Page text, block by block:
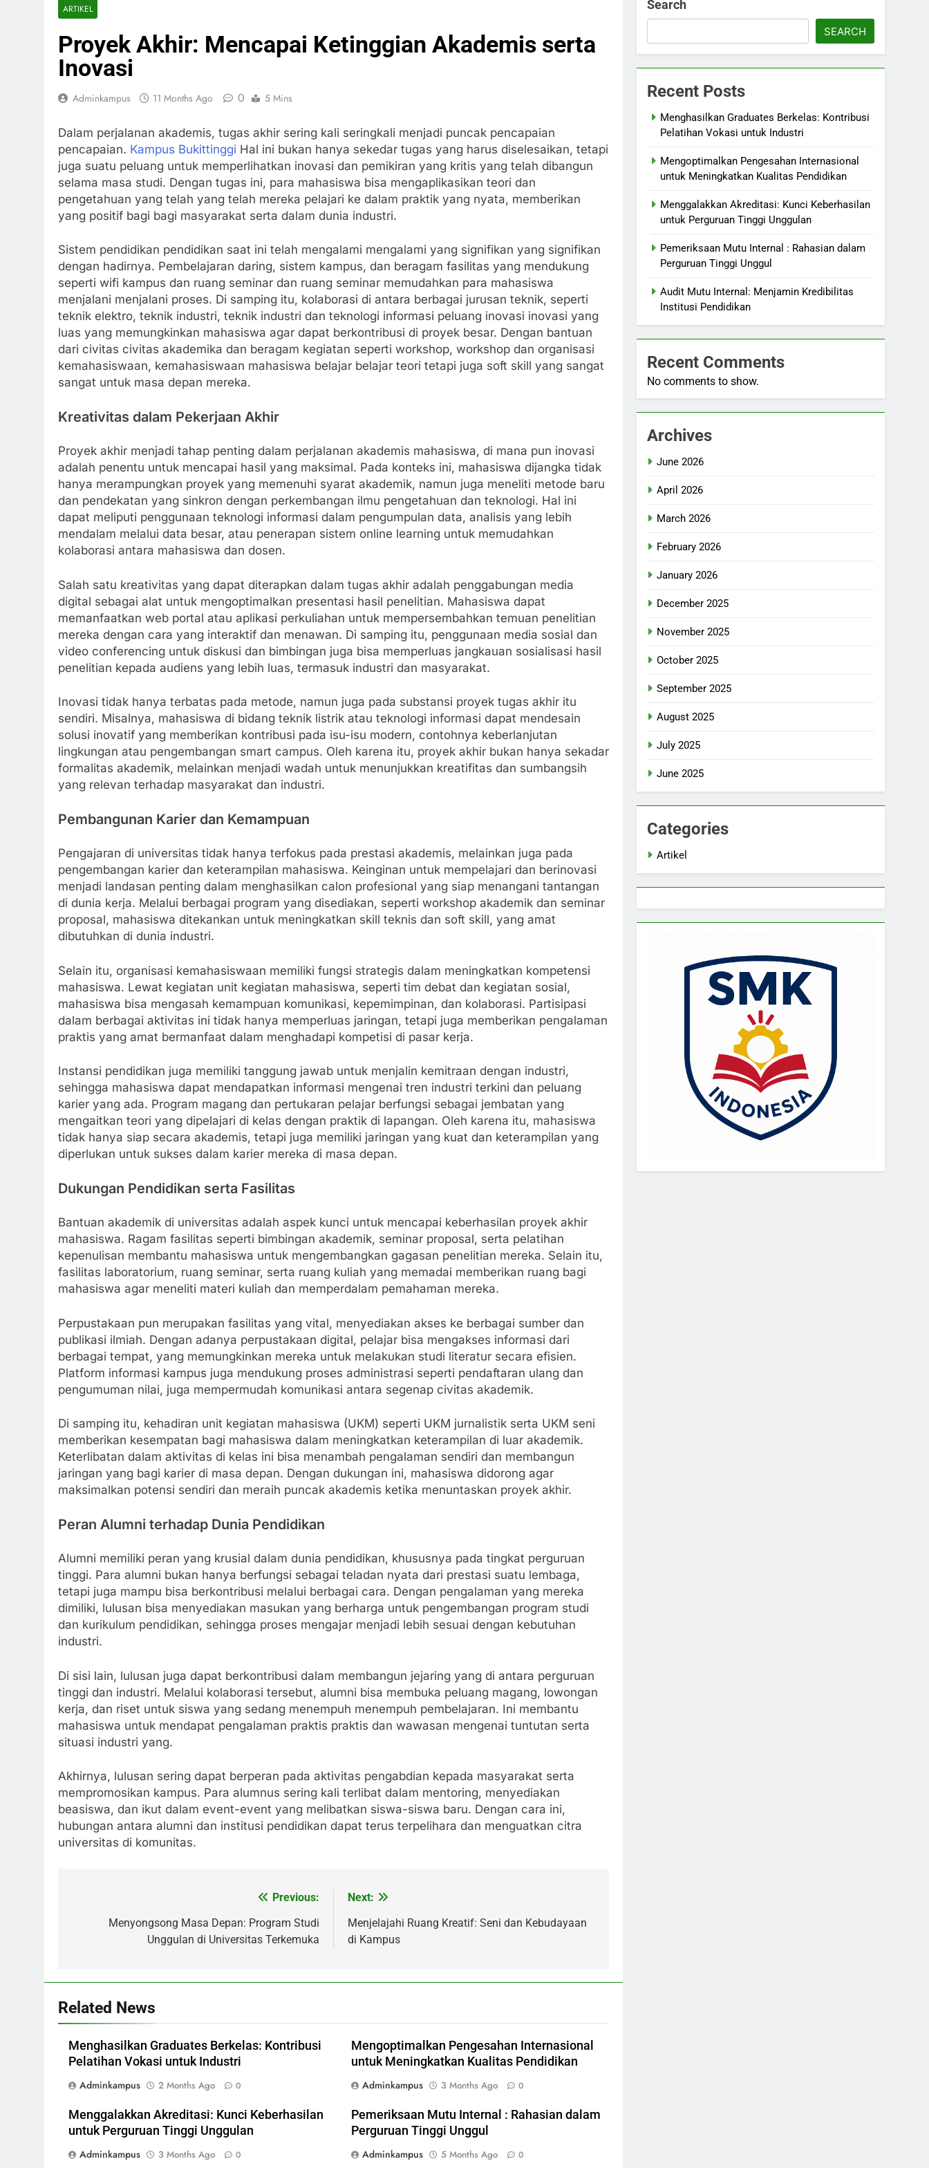
ARTIKEL
Proyek Akhir: Mencapai Ketinggian Akademis serta
Inovasi
Adminkampus 11 Months Ago 0 5 Mins
Dalam perjalanan akademis, tugas akhir sering kali seringkali menjadi puncak pencapaian
pencapaian. Kampus Bukittinggi Hal ini bukan hanya sekedar tugas yang harus diselesaikan, tetapi
juga suatu peluang untuk memperlihatkan inovasi dan pemikiran yang kritis yang telah dibangun
selama masa studi. Dengan tugas ini, para mahasiswa bisa mengaplikasikan teori dan
pengetahuan yang telah yang telah mereka pelajari ke dalam praktik yang nyata, memberikan
yang positif bagi bagi masyarakat serta dalam dunia industri.
Sistem pendidikan pendidikan saat ini telah mengalami mengalami yang signifikan yang signifikan
dengan hadirnya. Pembelajaran daring, sistem kampus, dan beragam fasilitas yang mendukung
seperti wifi kampus dan ruang seminar dan ruang seminar memudahkan para mahasiswa
menjalani menjalani proses. Di samping itu, kolaborasi di antara berbagai jurusan teknik, seperti
teknik elektro, teknik industri, teknik industri dan teknologi informasi peluang inovasi inovasi yang
luas yang memungkinkan mahasiswa agar dapat berkontribusi di proyek besar. Dengan bantuan
dari civitas civitas akademika dan beragam kegiatan seperti workshop, workshop dan organisasi
kemahasiswaan, kemahasiswaan mahasiswa belajar belajar teori tetapi juga soft skill yang sangat
sangat untuk masa depan mereka.
Kreativitas dalam Pekerjaan Akhir
Proyek akhir menjadi tahap penting dalam perjalanan akademis mahasiswa, di mana pun inovasi
adalah penentu untuk mencapai hasil yang maksimal. Pada konteks ini, mahasiswa dijangka tidak
hanya merampungkan proyek yang memenuhi syarat akademik, namun juga meneliti metode baru
dan pendekatan yang sinkron dengan perkembangan ilmu pengetahuan dan teknologi. Hal ini
dapat meliputi penggunaan teknologi informasi dalam pengumpulan data, analisis yang lebih
mendalam melalui data besar, atau penerapan sistem online learning untuk memudahkan
kolaborasi antara mahasiswa dan dosen.
Salah satu kreativitas yang dapat diterapkan dalam tugas akhir adalah penggabungan media
digital sebagai alat untuk mengoptimalkan presentasi hasil penelitian. Mahasiswa dapat
memanfaatkan web portal atau aplikasi perkuliahan untuk mempersembahkan temuan penelitian
mereka dengan cara yang interaktif dan menawan. Di samping itu, penggunaan media sosial dan
video conferencing untuk diskusi dan bimbingan juga bisa memperluas jangkauan sosialisasi hasil
penelitian kepada audiens yang lebih luas, termasuk industri dan masyarakat.
Inovasi tidak hanya terbatas pada metode, namun juga pada substansi proyek tugas akhir itu
sendiri. Misalnya, mahasiswa di bidang teknik listrik atau teknologi informasi dapat mendesain
solusi inovatif yang memberikan kontribusi pada isu-isu modern, contohnya keberlanjutan
lingkungan atau pengembangan smart campus. Oleh karena itu, proyek akhir bukan hanya sekadar
formalitas akademik, melainkan menjadi wadah untuk menunjukkan kreatifitas dan sumbangsih
yang relevan terhadap masyarakat dan industri.
Pembangunan Karier dan Kemampuan
Pengajaran di universitas tidak hanya terfokus pada prestasi akademis, melainkan juga pada
pengembangan karier dan keterampilan mahasiswa. Keinginan untuk mempelajari dan berinovasi
menjadi landasan penting dalam menghasilkan calon profesional yang siap menangani tantangan
di dunia kerja. Melalui berbagai program yang disediakan, seperti workshop akademik dan seminar
proposal, mahasiswa ditekankan untuk meningkatkan skill teknis dan soft skill, yang amat
dibutuhkan di dunia industri.
Selain itu, organisasi kemahasiswaan memiliki fungsi strategis dalam meningkatkan kompetensi
mahasiswa. Lewat kegiatan unit kegiatan mahasiswa, seperti tim debat dan kegiatan sosial,
mahasiswa bisa mengasah kemampuan komunikasi, kepemimpinan, dan kolaborasi. Partisipasi
dalam berbagai aktivitas ini tidak hanya memperluas jaringan, tetapi juga memberikan pengalaman
praktis yang amat bermanfaat dalam menghadapi kompetisi di pasar kerja.
Instansi pendidikan juga memiliki tanggung jawab untuk menjalin kemitraan dengan industri,
sehingga mahasiswa dapat mendapatkan informasi mengenai tren industri terkini dan peluang
karier yang ada. Program magang dan pertukaran pelajar berfungsi sebagai jembatan yang
mengaitkan teori yang dipelajari di kelas dengan praktik di lapangan. Oleh karena itu, mahasiswa
tidak hanya siap secara akademis, tetapi juga memiliki jaringan yang kuat dan keterampilan yang
diperlukan untuk sukses dalam karier mereka di masa depan.
Dukungan Pendidikan serta Fasilitas
Bantuan akademik di universitas adalah aspek kunci untuk mencapai keberhasilan proyek akhir
mahasiswa. Ragam fasilitas seperti bimbingan akademik, seminar proposal, serta pelatihan
kepenulisan membantu mahasiswa untuk mengembangkan gagasan penelitian mereka. Selain itu,
fasilitas laboratorium, ruang seminar, serta ruang kuliah yang memadai memberikan ruang bagi
mahasiswa agar meneliti materi kuliah dan memperdalam pemahaman mereka.
Perpustakaan pun merupakan fasilitas yang vital, menyediakan akses ke berbagai sumber dan
publikasi ilmiah. Dengan adanya perpustakaan digital, pelajar bisa mengakses informasi dari
berbagai tempat, yang memungkinkan mereka untuk melakukan studi literatur secara efisien.
Platform informasi kampus juga mendukung proses administrasi seperti pendaftaran ulang dan
pengumuman nilai, juga mempermudah komunikasi antara segenap civitas akademik.
Di samping itu, kehadiran unit kegiatan mahasiswa (UKM) seperti UKM jurnalistik serta UKM seni
memberikan kesempatan bagi mahasiswa dalam meningkatkan keterampilan di luar akademik.
Keterlibatan dalam aktivitas di kelas ini bisa menambah pengalaman sendiri dan membangun
jaringan yang bagi karier di masa depan. Dengan dukungan ini, mahasiswa didorong agar
maksimalkan potensi sendiri dan meraih puncak akademis ketika menuntaskan proyek akhir.
Peran Alumni terhadap Dunia Pendidikan
Alumni memiliki peran yang krusial dalam dunia pendidikan, khususnya pada tingkat perguruan
tinggi. Para alumni bukan hanya berfungsi sebagai teladan nyata dari prestasi suatu lembaga,
tetapi juga mampu bisa berkontribusi melalui berbagai cara. Dengan pengalaman yang mereka
dimiliki, lulusan bisa menyediakan masukan yang berharga untuk pengembangan program studi
dan kurikulum pendidikan, sehingga proses mengajar menjadi lebih sesuai dengan kebutuhan
industri.
Di sisi lain, lulusan juga dapat berkontribusi dalam membangun jejaring yang di antara perguruan
tinggi dan industri. Melalui kolaborasi tersebut, alumni bisa membuka peluang magang, lowongan
kerja, dan riset untuk siswa yang sedang menempuh menempuh pembelajaran. Ini membantu
mahasiswa untuk mendapat pengalaman praktis praktis dan wawasan mengenai tuntutan serta
situasi industri yang.
Akhirnya, lulusan sering dapat berperan pada aktivitas pengabdian kepada masyarakat serta
mempromosikan kampus. Para alumnus sering kali terlibat dalam mentoring, menyediakan
beasiswa, dan ikut dalam event-event yang melibatkan siswa-siswa baru. Dengan cara ini,
hubungan antara alumni dan institusi pendidikan dapat terus terpelihara dan menguatkan citra
universitas di komunitas.
navigation
Previous:
Menyongsong Masa Depan: Program Studi
Unggulan di Universitas Terkemuka
Next:
Menjelajahi Ruang Kreatif: Seni dan Kebudayaan
di Kampus
Related News
Menghasilkan Graduates Berkelas: Kontribusi
Pelatihan Vokasi untuk Industri
Adminkampus
2 Months Ago 0
Mengoptimalkan Pengesahan Internasional
untuk Meningkatkan Kualitas Pendidikan
Adminkampus
3 Months Ago 0
Menggalakkan Akreditasi: Kunci Keberhasilan
untuk Perguruan Tinggi Unggulan
Adminkampus
3 Months Ago 0
Pemeriksaan Mutu Internal : Rahasian dalam
Perguruan Tinggi Unggul
Adminkampus
5 Months Ago 0
Search
SEARCH
Recent Posts
Menghasilkan Graduates Berkelas: Kontribusi
Pelatihan Vokasi untuk Industri
Mengoptimalkan Pengesahan Internasional
untuk Meningkatkan Kualitas Pendidikan
Menggalakkan Akreditasi: Kunci Keberhasilan
untuk Perguruan Tinggi Unggulan
Pemeriksaan Mutu Internal : Rahasian dalam
Perguruan Tinggi Unggul
Audit Mutu Internal: Menjamin Kredibilitas
Institusi Pendidikan
Recent Comments
No comments to show.
Archives
June 2026
April 2026
March 2026
February 2026
January 2026
December 2025
November 2025
October 2025
September 2025
August 2025
July 2025
June 2025
Categories
Artikel